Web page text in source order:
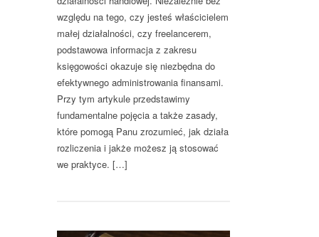
względu na tego, czy jesteś właścicielem
małej działalności, czy freelancerem,
podstawowa informacja z zakresu
księgowości okazuje się niezbędna do
efektywnego administrowania finansami.
Przy tym artykule przedstawimy
fundamentalne pojęcia a także zasady,
które pomogą Panu zrozumieć, jak działa
rozliczenia i jakże możesz ją stosować
we praktyce. […]